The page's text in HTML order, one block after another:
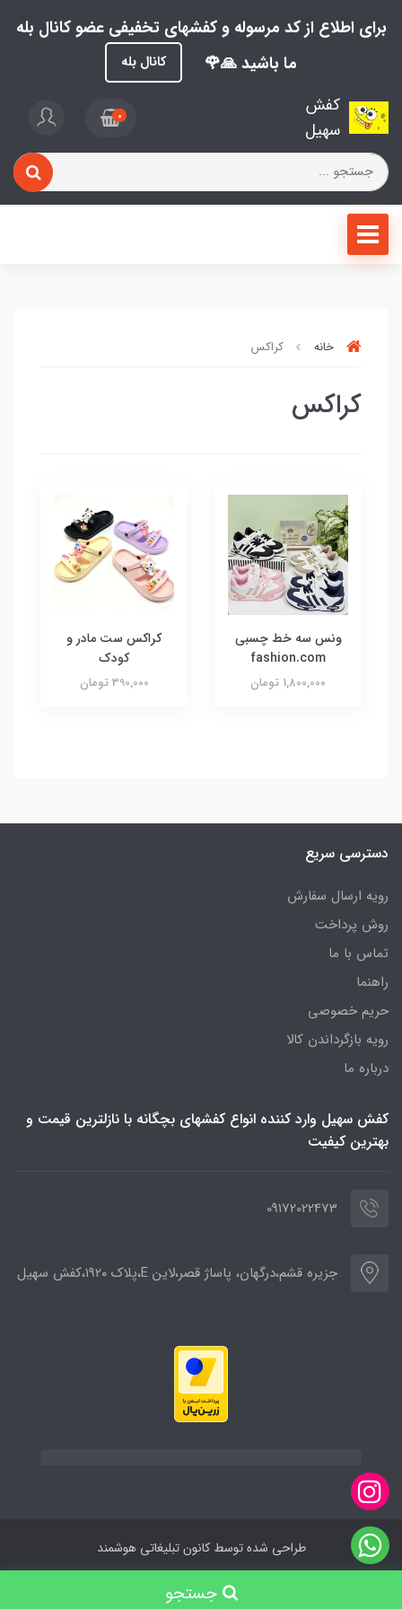
برای اطلاع از کد مرسوله و کفشهای تخفیفی عضو کانال بله
ما باشید 🙏🌹
کانال بله
کفش
سهیل
0
خانه کراکس
کراکس
ونس سه خط چسبی
fashion.com
1,800,000 تومان
کراکس ست مادر و
کودک
390,000 تومان
جستجو
دسترسی سریع
رویه ارسال سفارش
روش پرداخت
تماس با ما
راهنما
حریم خصوصی
رویه‌ بازگرداندن کالا
درباره ما
کفش سهیل وارد کننده انواع کفشهای بچگانه با نازلترین قیمت و
بهترین کیفیت
09172022473
جزیره قشم،درگهان، پاساژ قصر،لاین E،پلاک ۱۹۲۰،کفش سهیل
طراحی شده توسط کانون تبلیغاتی هوشمند